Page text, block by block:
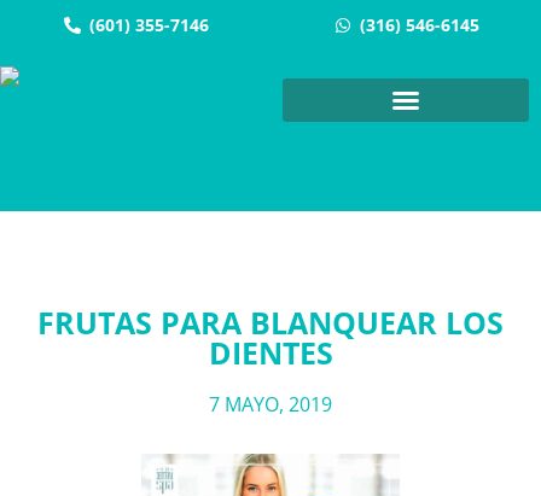
(601) 355-7146 (316) 546-6145
FRUTAS PARA BLANQUEAR LOS
DIENTES
7 MAYO, 2019